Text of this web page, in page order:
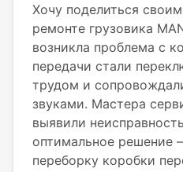
Хочу поделиться
ремонте грузовика
возникла проблема с
передачи стали
трудом и
звуками. Мастера
выявили
оптимальное решение
переборку коробки